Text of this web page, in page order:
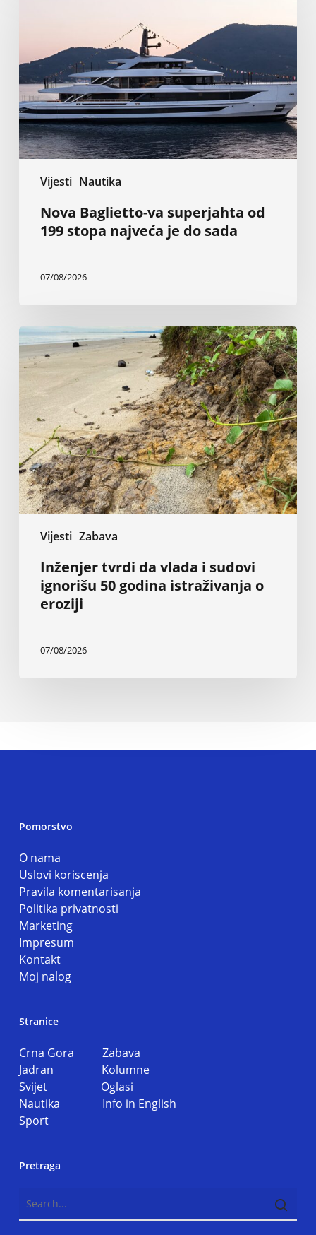
Vijesti Nautika
199
stopa
najveća
je
do
sada
Nova Baglietto-va superjahta od
199 stopa najveća je do sada
07/08/2026
Vijesti Zabava
Inženjer
tvrdi
da
i
sudovi
ignorišu
50
godina
istraživanja
o
Inženjer tvrdi da vlada i sudovi
ignorišu 50 godina istraživanja o
eroziji
07/08/2026
Pomorstvo
O nama
Uslovi koriscenja
Pravila komentarisanja
Politika privatnosti
Marketing
Impresum
Kontakt
Moj nalog
Stranice
Crna Gora Zabava
Jadran Kolumne
Svijet Oglasi
Nautika Info in English
Sport
Pretraga